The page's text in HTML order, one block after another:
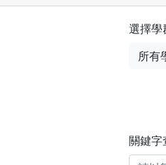
選擇學
所有
關鍵字